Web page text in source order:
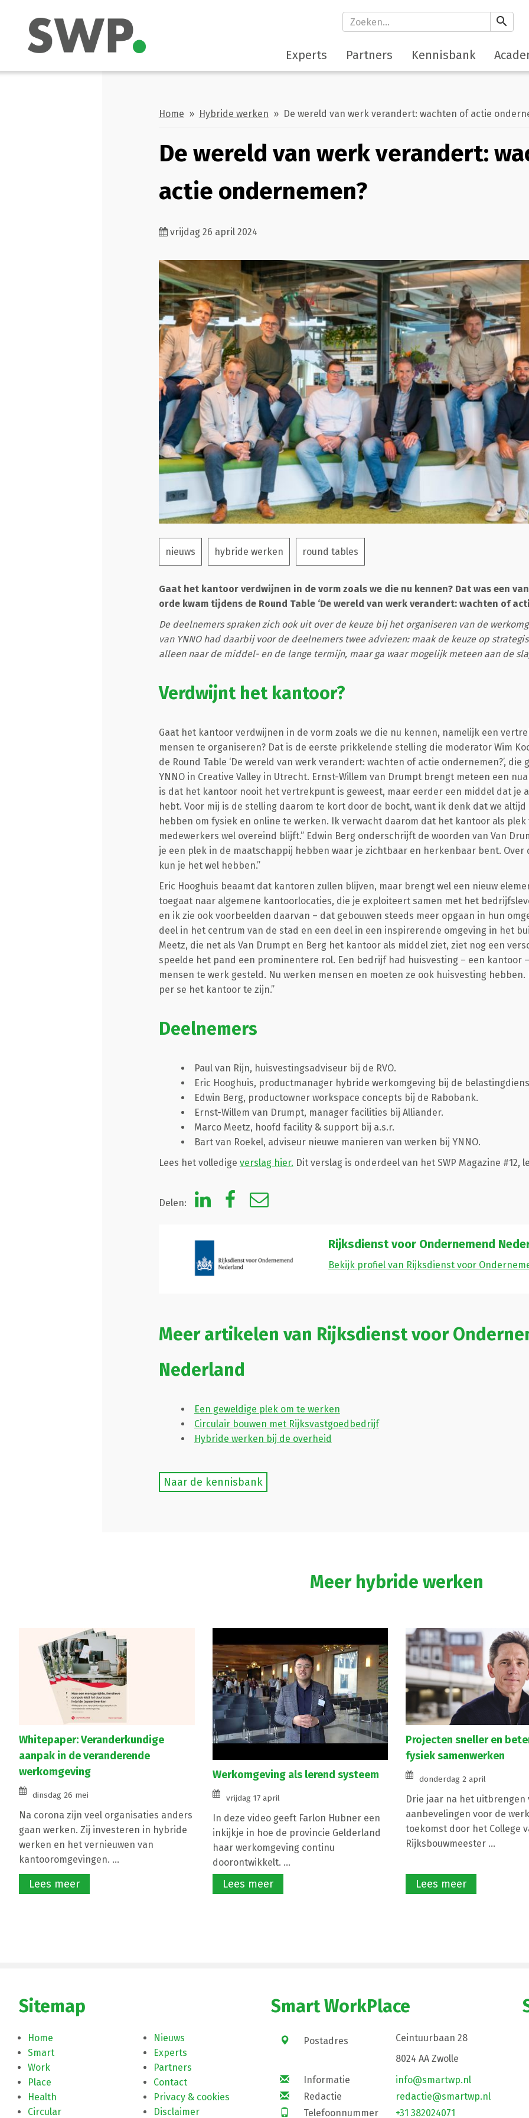
search
Experts Partners Kennisbank
Home » Hybride werken » De wereld van werk verandert: wachten of actie
De wereld van werk verandert:
actie ondernemen?
vrijdag 26 april 2024
nieuws hybride werken round tables
Gaat het kantoor verdwijnen in de vorm zoals we die nu kennen? Dat was een
orde kwam tijdens de Round Table ‘De wereld van werk verandert: wachten of
De deelnemers spraken zich ook uit over de keuze bij het organiseren van de
van YNNO had daarbij voor de deelnemers twee adviezen: maak de keuze op
alleen naar de middel- en de lange termijn, maar ga waar mogelijk meteen aan de
Verdwijnt het kantoor?
Gaat het kantoor verdwijnen in de vorm zoals we die nu kennen, namelijk een
mensen te organiseren? Dat is de eerste prikkelende stelling die moderator Wim
de Round Table ‘De wereld van werk verandert: wachten of actie ondernemen?’, die
YNNO in Creative Valley in Utrecht. Ernst-Willem van Drumpt brengt meteen een
is dat het kantoor nooit het vertrekpunt is geweest, maar eerder een middel dat je
hebt. Voor mij is de stelling daarom te kort door de bocht, want ik denk dat we
hebben om fysiek en online te werken. Ik verwacht daarom dat het kantoor als plek
medewerkers wel overeind blijft.” Edwin Berg onderschrijft de woorden van Van
je een plek in de maatschappij hebben waar je zichtbaar en herkenbaar bent. Over
kun je het wel hebben.”
Eric Hooghuis beaamt dat kantoren zullen blijven, maar brengt wel een nieuw
toegaat naar algemene kantoorlocaties, die je exploiteert samen met het
en ik zie ook voorbeelden daarvan – dat gebouwen steeds meer opgaan in hun
deel in het centrum van de stad en een deel in een inspirerende omgeving in het
Meetz, die net als Van Drumpt en Berg het kantoor als middel ziet, ziet nog een
speelde het pand een prominentere rol. Een bedrijf had huisvesting – een kantoor
mensen te werk gesteld. Nu werken mensen en moeten ze ook huisvesting
per se het kantoor te zijn.”
Deelnemers
Paul van Rijn, huisvestingsadviseur bij de RVO.
Eric Hooghuis, productmanager hybride werkomgeving bij de
Edwin Berg, productowner workspace concepts bij de Rabobank.
Ernst-Willem van Drumpt, manager facilities bij Alliander.
Marco Meetz, hoofd facility & support bij a.s.r.
Bart van Roekel, adviseur nieuwe manieren van werken bij YNNO.
Lees het volledige verslag hier. Dit verslag is onderdeel van het SWP Magazine #12,
Delen:
Rijksdienst voor Ondernemend
Bekijk profiel van Rijksdienst voor
Meer artikelen van Rijksdienst voor
Nederland
Een geweldige plek om te werken
Circulair bouwen met Rijksvastgoedbedrijf
Hybride werken bij de overheid
Naar de kennisbank
Meer hybride werken
Whitepaper: Veranderkundige
aanpak in de veranderende
werkomgeving
dinsdag 26 mei
Na corona zijn veel organisaties anders
gaan werken. Zij investeren in hybride
werken en het vernieuwen van
kantooromgevingen. ...
Lees meer
Werkomgeving als lerend systeem
vrijdag 17 april
In deze video geeft Farlon Hubner een
inkijkje in hoe de provincie Gelderland
haar werkomgeving continu
doorontwikkelt. ...
Lees meer
Projecten sneller en
fysiek samenwerken
donderdag 2 april
Drie jaar na het uitbrengen
aanbevelingen voor de
toekomst door het College
Rijksbouwmeester ...
Lees meer
Sitemap
Home
Smart
Work
Place
Health
Circular
Nieuws
Experts
Partners
Contact
Privacy & cookies
Disclaimer
Smart WorkPlace
Postadres
Ceintuurbaan 28
8024 AA Zwolle
Informatie
info@smartwp.nl
Redactie
redactie@smartwp.nl
Telefoonnummer
+31 382024071